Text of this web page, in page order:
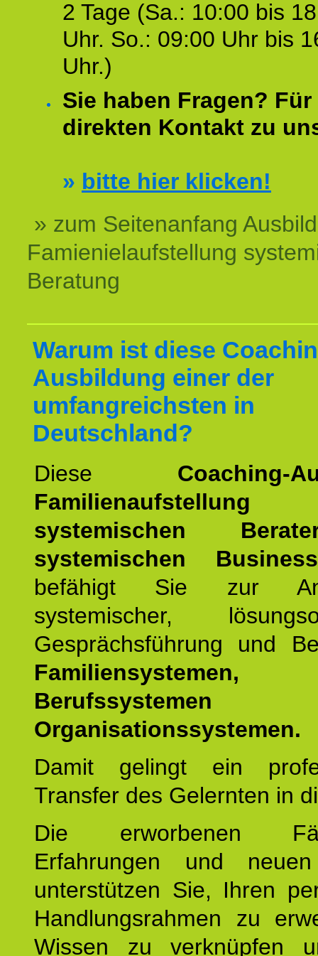
2 Tage (Sa.: 10:00 bis
Uhr. So.: 09:00 Uhr bis
Uhr.)
Sie haben Fragen?
direkten Kontakt zu
» bitte hier klicken!
» zum Seitenanfang
Famienielaufstellung
Beratung
Warum ist diese
Ausbildung einer der
umfangreichsten in
Deutschland?
Diese Coaching-
Familienaufstellung
systemischen
systemischen
befähigt Sie zur
systemischer,
Gesprächsführung und
Familiensystemen,
Organisationssystemen.
Damit gelingt ein
Transfer des Gelernten in
Die erworbenen
Erfahrungen und
unterstützen Sie, Ihren
Handlungsrahmen zu
Wissen zu verknüpfen